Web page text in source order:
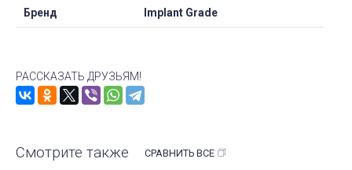
Бренд Implant Grade
РАССКАЗАТЬ ДРУЗЬЯМ!
Смотрите также СРАВНИТЬ ВСЕ